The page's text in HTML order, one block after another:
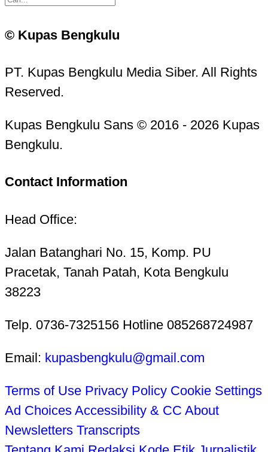
© Kupas Bengkulu
PT. Kupas Bengkulu Media Siber. All Rights
Reserved.
Kupas Bengkulu Sans © 2016 - 2026 Kupas
Bengkulu.
Contact Information
Head Office:
Jalan Batanghari No. 15, Komp. PU
Pracetak, Tanah Patah, Kota Bengkulu
38223
Telp. 0736-7325156 Hotline 085268724987
Email: kupasbengkulu@gmail.com
Terms of Use Privacy Policy Cookie Settings
Ad Choices Accessibility & CC About
Newsletters Transcripts